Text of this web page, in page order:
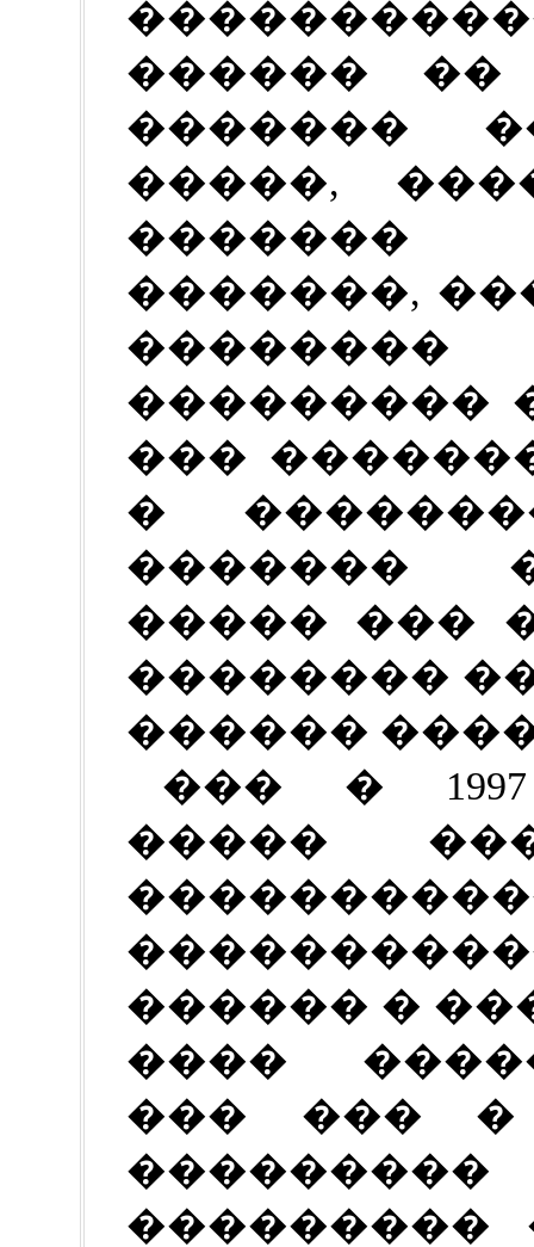
������ ��
�������
�����,
�������
�������,
���������
���
�
�������
����� ���
��������
������
��� �
�����
������ �
����
��� ��� �
���������